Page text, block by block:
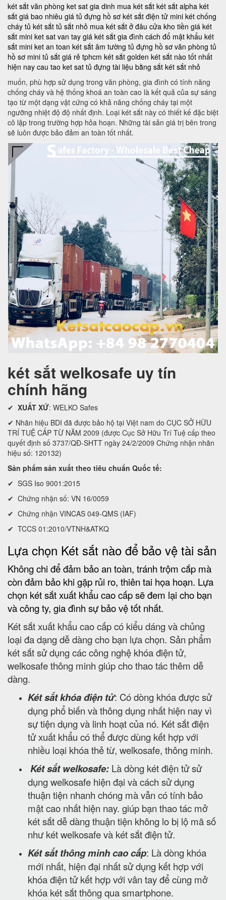
két sắt văn phòng ket sat gia dinh mua két sắt két sắt alpha két
sắt giá bao nhiêu giá tủ đựng hồ sơ két sắt điện tử mini két chống
cháy tủ két sắt tủ sắt nhỏ mua két sắt ở đâu cửa kho tiền giá két
sắt mini ket sat van tay giá két sắt gia đình cách đổ mật khẩu két
sắt mini ket an toan két sắt âm tường tủ đựng hồ sơ văn phòng tủ
hồ sơ mini tủ sắt giá rẻ tphcm két sắt golden két sắt nào tốt nhất
hiện nay cau tao ket sat tủ đựng tài liệu bằng sắt két sắt nhỏ
muốn, phù hợp sử dụng trong văn phòng, gia đình có tính năng
chống cháy và hệ thống khoá an toàn cao là kết quả của sự sáng
tạo từ một dạng vật cứng có khả năng chống cháy tại một
ngưỡng nhiệt độ độ nhất định. Loại két sắt này có thiết kế đặc biệt
cô lập trong trường hợp hỏa hoạn. Những tài sản giá trị bên trong
sẽ luôn được bảo đảm an toàn tốt nhất.
két sắt welkosafe uy tín
chính hãng
✔ XUẤT XỨ: WELKO Safes
✔ Nhãn hiệu BDI đã được bảo hộ tại Việt nam do CỤC SỞ HỮU
TRÍ TUỆ CẤP TỪ NĂM 2009 (được Cục Sở Hữu Trí Tuệ cấp theo
quyết định số 3737/QĐ-SHTT ngày 24/2/2009 Chứng nhận nhãn
hiệu số: 120132)
Sản phẩm sản xuất theo tiêu chuẩn Quốc tế:
✔ SGS Iso 9001:2015
✔ Chứng nhận số: VN 16/0059
✔ Chứng nhận VINCAS 049-QMS (IAF)
✔ TCCS 01:2010/VTNH&ATKQ
Lựa chọn Két sắt nào để bảo vệ tài sản
Không chi để đảm bảo an toàn, tránh trộm cắp mà
còn đảm bảo khi gặp rủi ro, thiên tai họa hoạn. Lựa
chọn két sắt xuất khẩu cao cấp sẽ đem lại cho bạn
và công ty, gia đình sự bảo vệ tốt nhất.
Két sắt xuất khẩu cao cấp có kiểu dáng và chủng
loại đa dạng dễ dàng cho bạn lựa chọn. Sản phẩm
két sắt sử dụng các công nghệ khóa điện tử,
welkosafe thông minh giúp cho thao tác thêm dễ
dàng.
Két sắt khóa điện tử: Có dòng khóa được sử
dụng phổ biến và thông dụng nhất hiện nay vì
sự tiện dụng và linh hoạt của nó. Két sắt điện
tử xuất khẩu có thể được dùng kết hợp với
nhiều loại khóa thẻ từ, welkosafe, thông minh.
Két sắt welkosafe: Là dòng két điện tử sử
dụng welkosafe hiện đại và cách sử dụng
thuận tiện nhanh chóng mà vẫn có tính bảo
mật cao nhất hiện nay. giúp bạn thao tác mở
két sắt dễ dàng thuận tiện không lo bị lộ mã số
như két welkosafe và két sắt điện tử.
Két sắt thông minh cao cấp: Là dòng khóa
mới nhất, hiện đại nhất sử dụng kết hợp với
khóa điện tử kết hợp với vân tay để cùng mở
khóa két sắt thông qua smartphone.